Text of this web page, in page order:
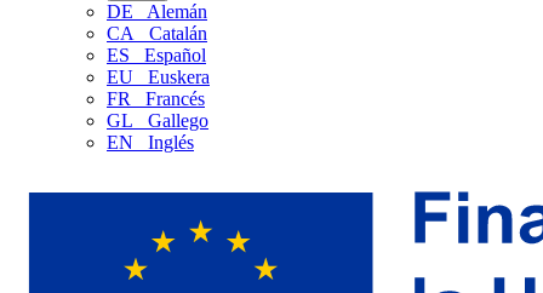
DE
Alemán
CA
Catalán
ES
Español
EU
Euskera
FR
Francés
GL
Gallego
EN
Inglés